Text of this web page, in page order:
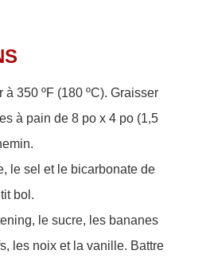
à 350 ºF (180 ºC). Graisser
à pain de 8 po x 4 po (1,5
le sel et le bicarbonate de
bol.
le sucre, les bananes
les noix et la vanille. Battre